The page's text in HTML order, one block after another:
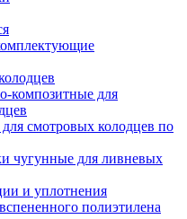
композитные для
смотровых колодцев по
чугунные для ливневых
и уплотнения
полиэтилена